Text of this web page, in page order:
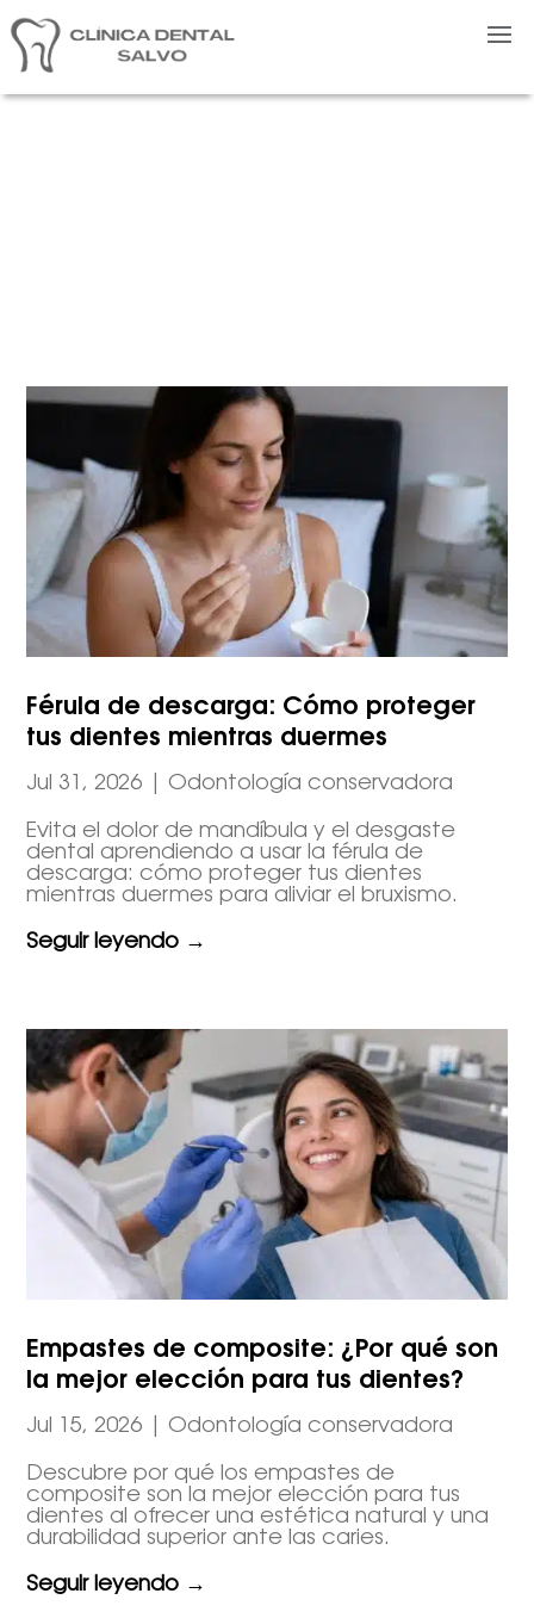
Férula de descarga: Cómo proteger
tus dientes mientras duermes
Jul 31, 2026 |Odontología conservadora
Evita el dolor de mandíbula y el desgaste
dental aprendiendo a usar la férula de
descarga: cómo proteger tus dientes
mientras duermes para aliviar el bruxismo.
Seguir leyendo →
Empastes de composite: ¿Por qué son
la mejor elección para tus dientes?
Jul 15, 2026 |Odontología conservadora
Descubre por qué los empastes de
composite son la mejor elección para tus
dientes al ofrecer una estética natural y una
durabilidad superior ante las caries.
Seguir leyendo →